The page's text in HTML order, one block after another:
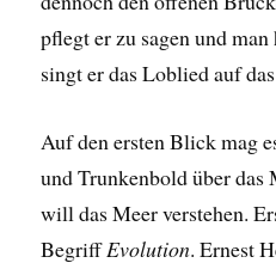
pflegt er zu sagen und
singt er das Loblied auf
Auf den ersten Blick mag
und Trunkenbold über das
will das Meer verstehen.
BegriffEvolution. Ernest